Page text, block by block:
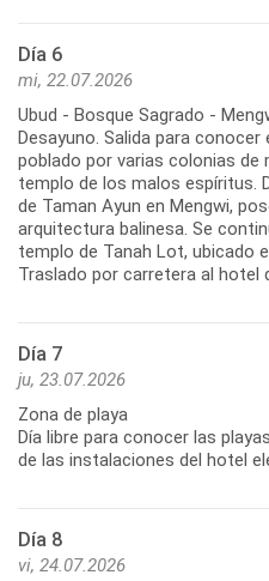
Día 6
mi, 22.07.2026
Ubud - Bosque Sagrado -
Desayuno. Salida para
poblado por varias colonias
templo de los malos espíritus.
de Taman Ayun en Mengwi,
arquitectura balinesa. Se
templo de Tanah Lot, ubicado
Traslado por carretera al hotel
Día 7
ju, 23.07.2026
Zona de playa
Día libre para conocer las
de las instalaciones del hotel
Día 8
vi, 24.07.2026